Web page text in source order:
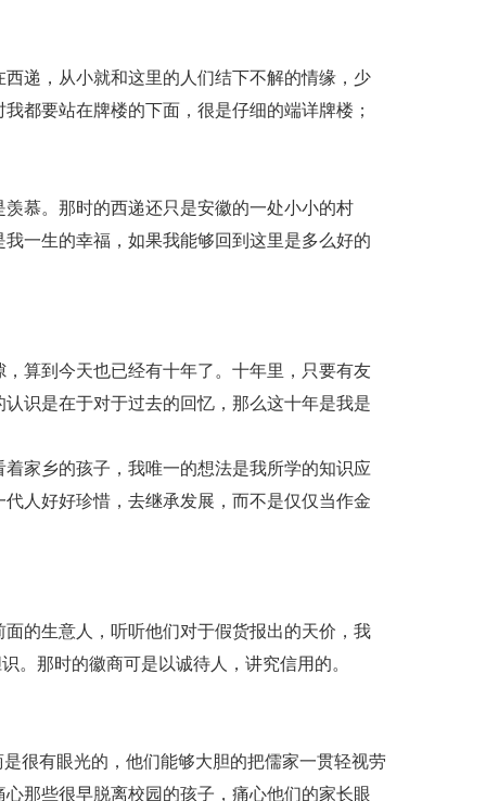
递，从小就和这里的人们结下不解的情缘，少
都要站在牌楼的下面，很是仔细的端详牌楼；
慕。那时的西递还只是安徽的一处小小的村
一生的幸福，如果我能够回到这里是多么好的
算到今天也已经有十年了。十年里，只要有友
识是在于对于过去的回忆，那么这十年是我是
家乡的孩子，我唯一的想法是我所学的知识应
人好好珍惜，去继承发展，而不是仅仅当作金
的生意人，听听他们对于假货报出的天价，我
那时的徽商可是以诚待人，讲究信用的。
很有眼光的，他们能够大胆的把儒家一贯轻视劳
那些很早脱离校园的孩子，痛心他们的家长眼